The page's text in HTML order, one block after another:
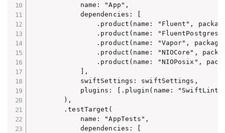
            name: "App",
            dependencies: [
.product(name: "Fluent",
.product(name:
.product(name: "Vapor",
.product(name: "NIOCore",
.product(name: "NIOPosix",
            ],
            swiftSettings: swiftSettings,
plugins: [.plugin(name:
        ),
        .testTarget(
            name: "AppTests",
            dependencies: [